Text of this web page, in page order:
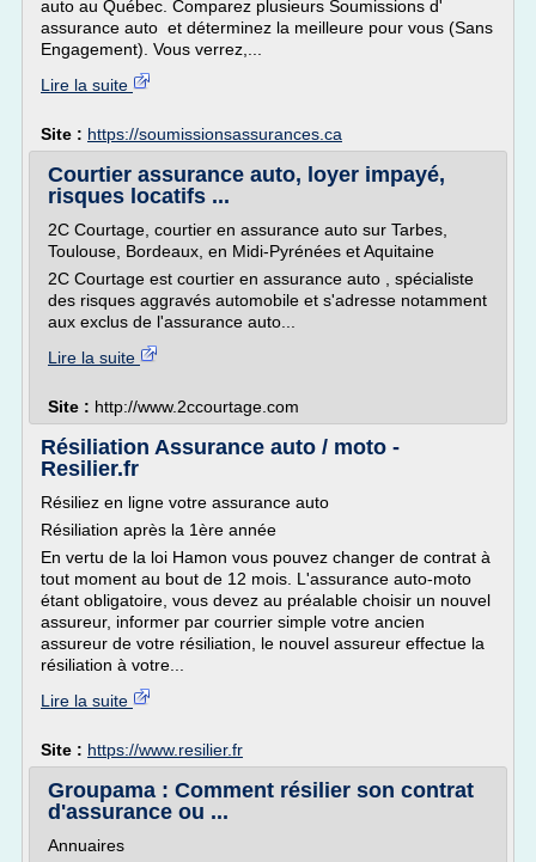
auto au Québec. Comparez plusieurs Soumissions d'
assurance auto et déterminez la meilleure pour vous (Sans
Engagement). Vous verrez,...
Lire la suite
Site : https://soumissionsassurances.ca
Courtier assurance auto, loyer impayé,
risques locatifs ...
2C Courtage, courtier en assurance auto sur Tarbes,
Toulouse, Bordeaux, en Midi-Pyrénées et Aquitaine
2C Courtage est courtier en assurance auto , spécialiste
des risques aggravés automobile et s'adresse notamment
aux exclus de l'assurance auto...
Lire la suite
Site : http://www.2ccourtage.com
Résiliation Assurance auto / moto -
Resilier.fr
Résiliez en ligne votre assurance auto
Résiliation après la 1ère année
En vertu de la loi Hamon vous pouvez changer de contrat à
tout moment au bout de 12 mois. L'assurance auto-moto
étant obligatoire, vous devez au préalable choisir un nouvel
assureur, informer par courrier simple votre ancien
assureur de votre résiliation, le nouvel assureur effectue la
résiliation à votre...
Lire la suite
Site : https://www.resilier.fr
Groupama : Comment résilier son contrat
d'assurance ou ...
Annuaires